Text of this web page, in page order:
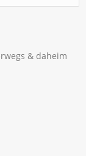
& daheim